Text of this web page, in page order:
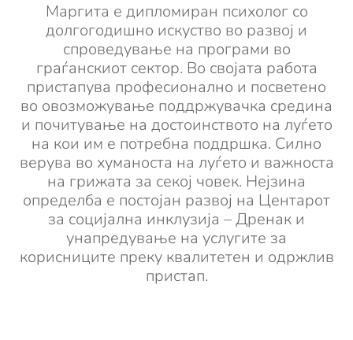
Маргита е дипломиран психолог со
долгогодишно искуство во развој и
спроведување на програми во
граѓанскиот сектор. Во својата работа
пристапува професионално и посветено
во овозможување поддржувачка средина
и почитување на достоинството на луѓето
на кои им е потребна поддршка. Силно
верува во хуманоста на луѓето и важноста
на грижата за секој човек. Нејзина
определба е постојан развој на Центарот
за социјална инклузија – Дренак и
унапредување на услугите за
корисниците преку квалитетен и одржлив
пристап.